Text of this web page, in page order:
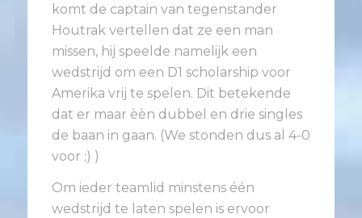
komt de captain van tegenstander
Houtrak vertellen dat ze een man
missen, hij speelde namelijk een
wedstrijd om een D1 scholarship voor
Amerika vrij te spelen. Dit betekende
dat er maar èèn dubbel en drie singles
de baan in gaan. (We stonden dus al 4-0
voor ;) )
Om ieder teamlid minstens één
wedstrijd te laten spelen is ervoor